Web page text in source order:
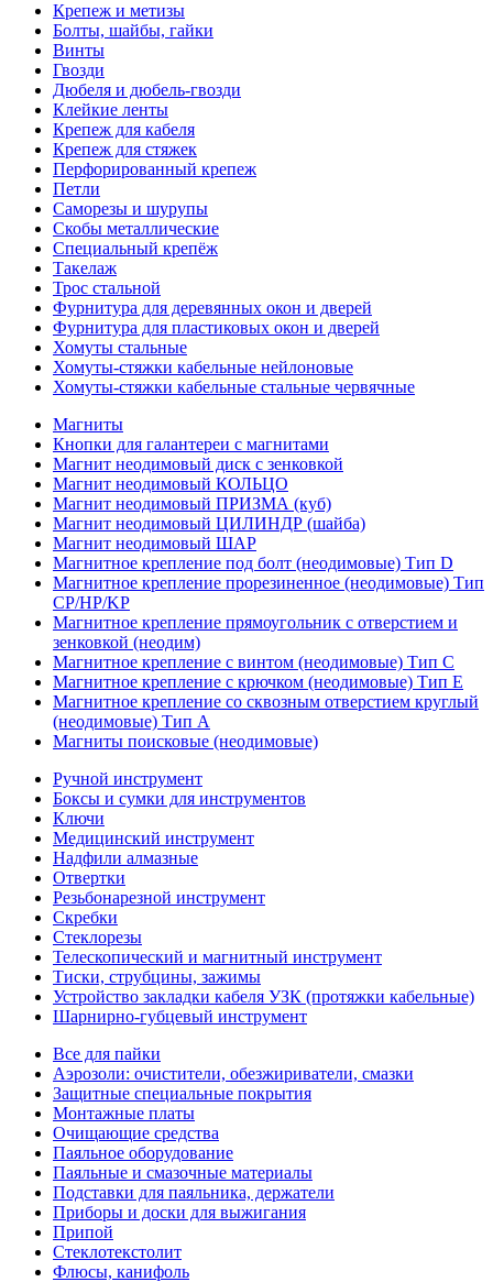
Крепеж и метизы
Болты, шайбы, гайки
Винты
Гвозди
Дюбеля и дюбель-гвозди
Клейкие ленты
Крепеж для кабеля
Крепеж для стяжек
Перфорированный крепеж
Петли
Саморезы и шурупы
Скобы металлические
Специальный крепёж
Такелаж
Трос стальной
Фурнитура для деревянных окон и дверей
Фурнитура для пластиковых окон и дверей
Хомуты стальные
Хомуты-стяжки кабельные нейлоновые
Хомуты-стяжки кабельные стальные червячные
Магниты
Кнопки для галантереи с магнитами
Магнит неодимовый диск с зенковкой
Магнит неодимовый КОЛЬЦО
Магнит неодимовый ПРИЗМА (куб)
Магнит неодимовый ЦИЛИНДР (шайба)
Магнит неодимовый ШАР
Магнитное крепление под болт (неодимовые) Тип D
Магнитное крепление прорезиненное (неодимовые) Тип
CP/HP/KP
Магнитное крепление прямоугольник с отверстием и
зенковкой (неодим)
Магнитное крепление с винтом (неодимовые) Тип С
Магнитное крепление с крючком (неодимовые) Тип Е
Магнитное крепление со сквозным отверстием круглый
(неодимовые) Тип А
Магниты поисковые (неодимовые)
Ручной инструмент
Боксы и сумки для инструментов
Ключи
Медицинский инструмент
Надфили алмазные
Отвертки
Резьбонарезной инструмент
Скребки
Стеклорезы
Телескопический и магнитный инструмент
Тиски, струбцины, зажимы
Устройство закладки кабеля УЗК (протяжки кабельные)
Шарнирно-губцевый инструмент
Все для пайки
Аэрозоли: очистители, обезжириватели, смазки
Защитные специальные покрытия
Монтажные платы
Очищающие средства
Паяльное оборудование
Паяльные и смазочные материалы
Подставки для паяльника, держатели
Приборы и доски для выжигания
Припой
Стеклотекстолит
Флюсы, канифоль